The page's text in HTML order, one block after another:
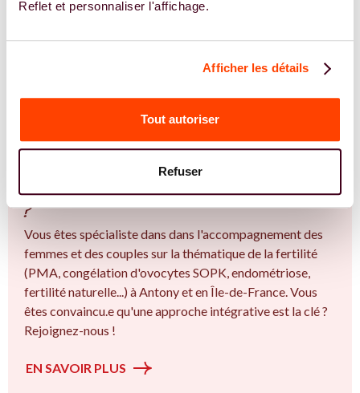
Reflet et personnaliser l'affichage.
Afficher les détails
Tout autoriser
Refuser
JE TROUVE UN SPÉCIALISTE
Vous êtes spécialiste en Une épreuve
fréquente, encore trop silencieuse à Antony
?
Vous êtes spécialiste dans dans l'accompagnement des
femmes et des couples sur la thématique de la fertilité
(PMA, congélation d'ovocytes SOPK, endométriose,
fertilité naturelle...) à Antony et en Île-de-France. Vous
êtes convaincu.e qu'une approche intégrative est la clé ?
Rejoignez-nous !
EN SAVOIR PLUS